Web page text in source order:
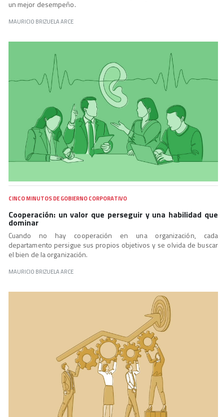
un mejor desempeño.
MAURICIO BRIZUELA ARCE
CINCO MINUTOS DE GOBIERNO CORPORATIVO
Cooperación: un valor que perseguir y una habilidad que
dominar
Cuando no hay cooperación en una organización, cada
departamento persigue sus propios objetivos y se olvida de buscar
el bien de la organización.
MAURICIO BRIZUELA ARCE